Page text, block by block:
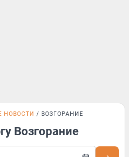
НОВОСТИ ВОЗГОРАНИЕ
Возгорание